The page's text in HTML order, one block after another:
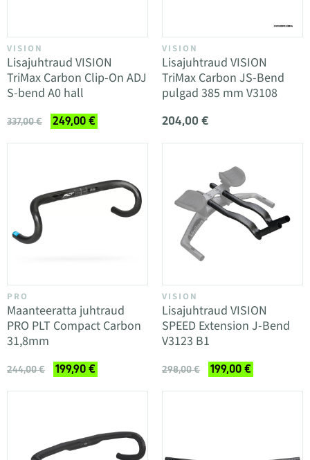
VISION
Lisajuhtraud VISION
TriMax Carbon Clip-On ADJ
S-bend A0 hall
337,00 € 249,00 €
VISION
Lisajuhtraud VISION
TriMax Carbon JS-Bend
pulgad 385 mm V3108
204,00 €
PRO
Maanteeratta juhtraud
PRO PLT Compact Carbon
31,8mm
244,00 € 199,90 €
VISION
Lisajuhtraud VISION
SPEED Extension J-Bend
V3123 B1
298,00 € 199,00 €